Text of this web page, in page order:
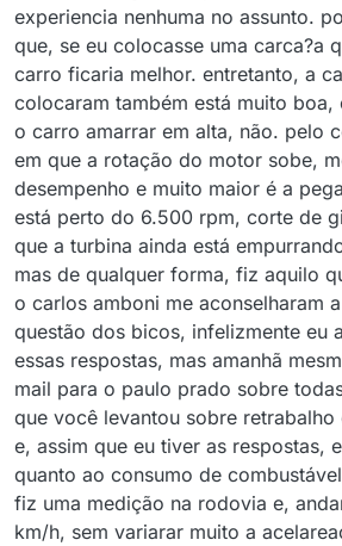
experiencia nenhuma no assunto.
que, se eu colocasse uma carca?a
carro ficaria melhor. entretanto, a
colocaram também está muito boa,
o carro amarrar em alta, não. pelo
em que a rotação do motor sobe,
desempenho e muito maior é a
está perto do 6.500 rpm, corte de
que a turbina ainda está
mas de qualquer forma, fiz aquilo
o carlos amboni me aconselharam
questão dos bicos, infelizmente eu
essas respostas, mas amanhã
mail para o paulo prado sobre
que você levantou sobre
e, assim que eu tiver as respostas,
quanto ao consumo de
fiz uma medição na rodovia e,
km/h, sem variarar muito a